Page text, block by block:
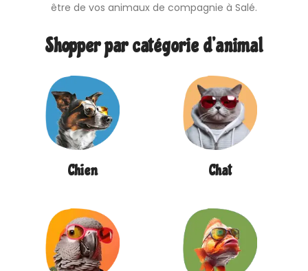
être de vos animaux de compagnie à Salé.
Shopper par catégorie d’animal
Chien Chat